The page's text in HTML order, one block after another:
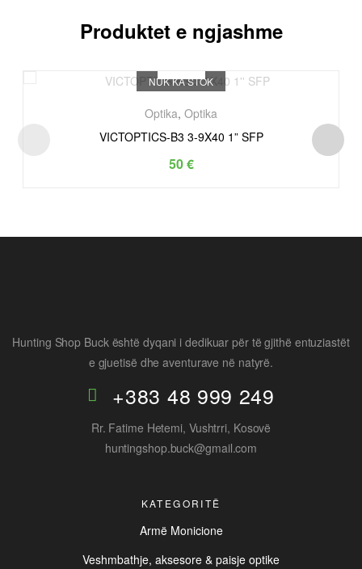
Produktet e ngjashme
NUK KA STOK
Optika, Optika
VICTOPTICS-B3 3-9X40 1” SFP
50€
Hunting Shop Buck është dyqani i dedikuar për të gjithë entuziastët
e gjuetisë dhe aventurave në natyrë.
+383 48 999 249
Rr. Fatime Hetemi, Vushtrri, Kosovë
huntingshop.buck@gmail.com
KATEGORITË
Armë Monicione
Veshmbathje, aksesore & paisje optike